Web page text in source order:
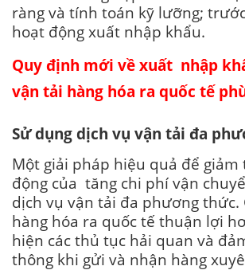
ràng và tính toán kỹ lưỡng;
hoạt động xuất nhập khẩu.
Quy định mới về xuất nhập
vận tải hàng hóa ra quốc tế
Sử dụng dịch vụ vận tải đa
Một giải pháp hiệu quả để giảm
động của tăng chi phí vận
dịch vụ vận tải đa phương thức.
hàng hóa ra quốc tế thuận lợi
hiện các thủ tục hải quan và
thông khi gửi và nhận hàng